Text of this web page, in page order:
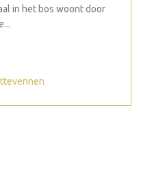
in het bos woont door